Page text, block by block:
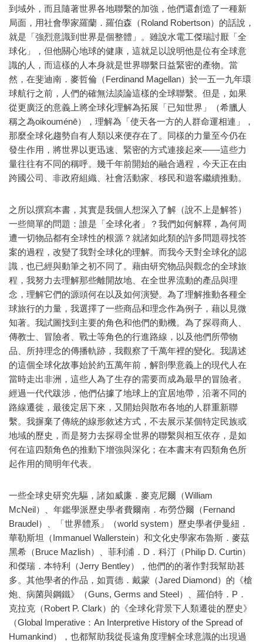
到域外，而且隨著世界各地聯繫的加強，他們還創造了一種新
局面，用社會學家羅蘭．羅伯森（Roland Robertson）的話說，
就是「強烈意識到世界是個整體」。雖說水電工傑瑞討厭「全
球化」，但他關心地球的健康，這就足以說明他是位有全球意
識的人，而這樣的人本身就是世界聯繫日益緊密的產物。當
然，在斐迪南．麥哲倫（Ferdinand Magellan）於一五一九年環
球航行之前，人們的確無法談論這樣的全球聯繫。但是，如果
從更廣泛的意義上將全球化理解為拓展「已知世界」（希臘人
稱之為oikouménē），理解為「使天各一方的人群命運相連」，
那麼全球化趨勢自有人類以來便存在了。同樣的力量至今仍在
發生作用，將世界以更迅速、緊密的方式連接起來——這些力
量往往有不同的稱呼。幾千年前開始的融合過程，今天正在由
跨國公司、非政府組織、社會活動家、移民和遊客繼續推動。
之所以撰寫本書，其實是我個人想深入了解（說不上是解答）
一些簡單的問題：誰是「全球化者」？我們如何解釋，為何周
遭一切物品都有全球性的根源？就諸如此類的許多問題尋找答
案的過程，改變了我對全球化的理解。而我今天對全球化的認
識，也已經與動筆之初不同了。藉由研究物品與觀念的全球旅
程，我努力去理解那些離開故地、在全世界流動的產品與理
念，理解它們的源頭何在以及如何演變。為了理解推動各種全
球旅行的力量，我選擇了一些商品和理念作為例子，藉以見微
知著。我試圖找到主要的角色和他們的動機。為了探尋商人、
傳教士、冒險者、戰士等角色的行進路線，以及他們所帶物
品、所持理念的傳播軌跡，我觀察了千萬年裡的變化。我講述
的這個全球化故事始於約五萬年前，解剖學意義上的現代人在
當時走出非洲，這些人為了生存的需要而成為最早的冒險者。
經過一代代跋涉，他們佔據了地球上的宜居地帶，沿著不同的
路線遷徙，最後定居下來，又開始與散布各地的人群重新聯
繫。我摒棄了傳統的線形敘述方式，不去展示某個特定民族或
地域的歷史，而是努力去探尋全世界的聯繫與相互依存，是如
何在這四類角色的推動下增強與深化；在本書末有四類角色所
起作用的簡明年代表。
一些全球史研究先驅，諸如威廉．麥克尼爾（William
McNeil）、年鑑學派歷史學者費爾南．布勞岱爾（Fernand
Braudel）、「世界體系」（world system）歷史學者伊曼紐．
華勒斯坦（Immanuel Wallerstein）和文化史學家布魯斯．麥茲
黑希（Bruce Mazlish）、菲利浦．D．科汀（Philip D. Curtin）
和傑瑞．本特利（Jerry Bentley），他們的的著作對我幫助甚
多。其他學者的作品，如賈德．戴蒙（Jared Diamond）的《槍
炮、病菌與鋼鐵》（Guns, Germs and Steel）、羅伯特．P．
克拉克（Robert P. Clark）的《全球化背景下人類遷徙的歷史》
（Global Imperative：An Interpretive History of the Spread of
Humankind），也都幫助我從長遠角度理解全球意識的出現過